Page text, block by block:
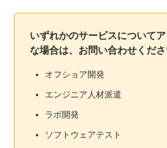
いずれかのサービスについて
な場合は、お問い合わせくださ
オフショア開発
エンジニア人材派遣
ラボ開発
ソフトウェアテスト